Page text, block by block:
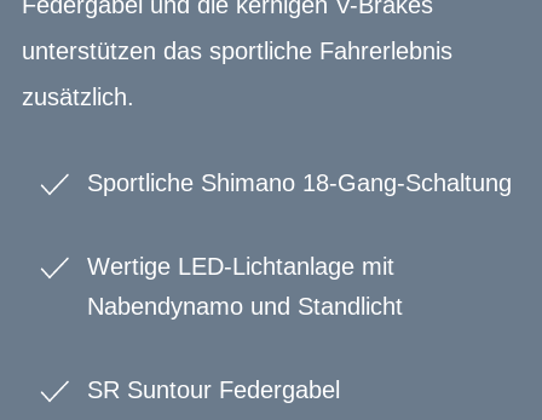
unterstützen das sportliche Fahrerlebnis
zusätzlich.
Sportliche Shimano 18-Gang-Schaltung
Wertige LED-Lichtanlage mit
Nabendynamo und Standlicht
SR Suntour Federgabel